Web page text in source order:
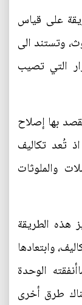
على قياس
وتستند الى
التي تصيب
بها إصلاح
تُعد تكاليف
والملوثات
هذه الطريقة
وابتعادها
الوحدة
طرق أخرى